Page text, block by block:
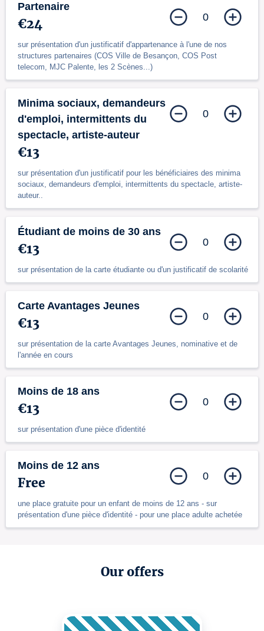
Our offers
Partenaire
€24
sur présentation d'un justificatif d'appartenance à l'une de nos
structures partenaires (COS Ville de Besançon, COS Post
telecom, MJC Palente, les 2 Scènes...)
0
Minima sociaux, demandeurs
d'emploi, intermittents du
spectacle, artiste-auteur
€13
sur présentation d'un justificatif pour les bénéficiaires des minima
sociaux, demandeurs d'emploi, intermittents du spectacle, artiste-
auteur..
0
Étudiant de moins de 30 ans
€13
sur présentation de la carte étudiante ou d'un justificatif de scolarité
0
Carte Avantages Jeunes
€13
sur présentation de la carte Avantages Jeunes, nominative et de
l'année en cours
0
Moins de 18 ans
€13
sur présentation d'une pièce d'identité
0
Moins de 12 ans
Free
une place gratuite pour un enfant de moins de 12 ans - sur
présentation d'une pièce d'identité - pour une place adulte achetée
0